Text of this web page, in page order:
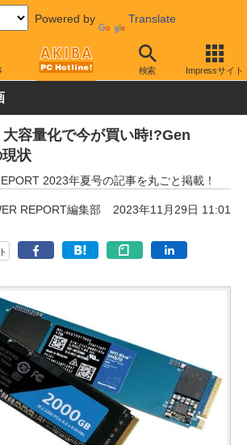
Powered by Translate
検索 Impressサイト
パーツ SSD
容量化で今が買い時!?Gen
状
2023年夏号の記事を丸ごと掲載！
REPORT編集部 2023年11月29日 11:01